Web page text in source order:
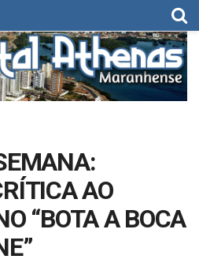
AO
“BOTA A BOCA